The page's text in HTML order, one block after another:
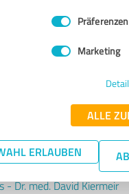
Präferenzen
Marketing
ALLE
ERLAUBEN
| Letzte Aktualisierung:
zu weiteren
aus dem Bereich
Heilpraktiker
- Dr. med. David Kiermeir